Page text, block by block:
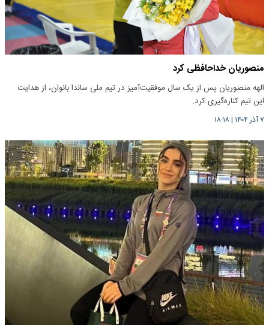
منصوریان خداحافظی کرد
الهه منصوریان پس از یک سال موفقیت‌آمیز در تیم ملی ساندا بانوان، از هدایت
این تیم کناره‌گیری کرد.
۷ آذر ۱۴۰۴ |۱۸:۱۸